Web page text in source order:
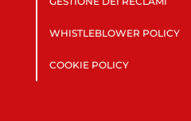
WHISTLEBLOWER POLICY
COOKIE POLICY